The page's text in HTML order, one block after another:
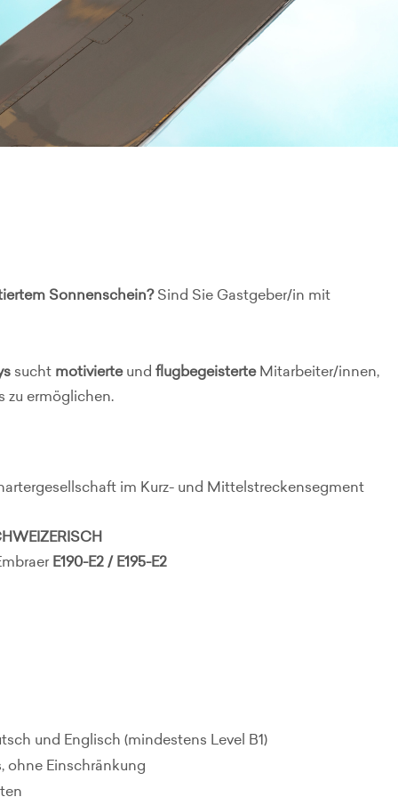
Sonnenschein?Sind Sie Gastgeber/in mit
sucht motivierteund flugbegeisterteMitarbeiter/innen,
zu ermöglichen.
im Kurz- und Mittelstreckensegment
E190-E2 / E195-E2
und Englisch (mindestens Level B1)
ohne Einschränkung